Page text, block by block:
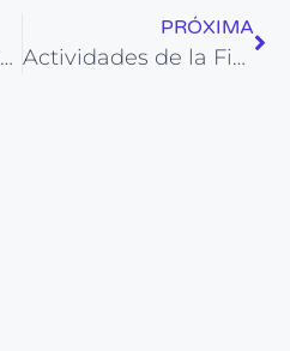
Celebración del Carnaval en Alicante este 2026
PRÓXIMA
Actividades de la Fiesta de Hondón de los Frailes en Alicante